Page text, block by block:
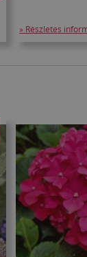
» Részletes